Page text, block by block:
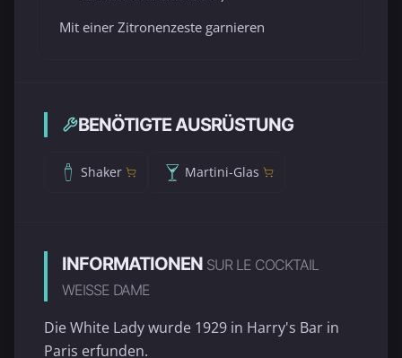
Mit einer Zitronenzeste garnieren
BENÖTIGTE AUSRÜSTUNG
Shaker Martini-Glas
INFORMATIONEN SUR LE COCKTAIL
WEISSE DAME
Die White Lady wurde 1929 in Harry's Bar in
Paris erfunden.